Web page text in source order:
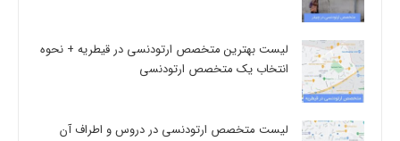
لیست بهترین متخصص ارتودنسی در قیطریه + نحوه
انتخاب یک متخصص ارتودنسی
لیست متخصص ارتودنسی در دروس و اطراف آن